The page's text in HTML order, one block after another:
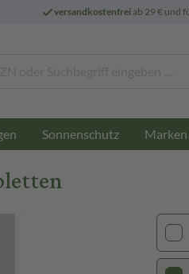
versandkostenfreiab 29 € und
Sonnenschutz Marken